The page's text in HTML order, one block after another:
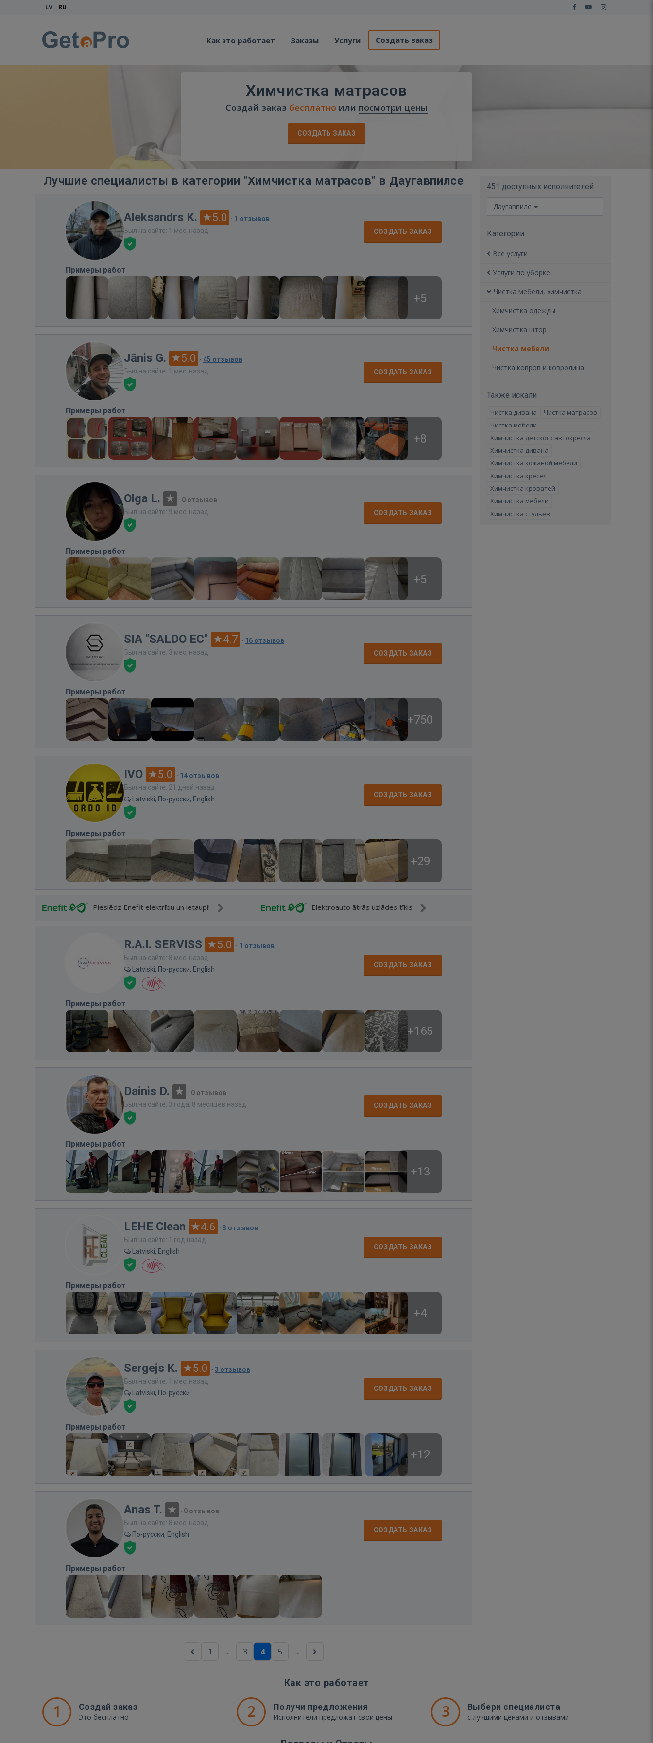
LV RU
Как это работает Заказы Услуги Создать заказ
Химчистка матрасов
Создай заказ бесплатно или посмотри цены
СОЗДАТЬ ЗАКАЗ
Лучшие специалисты в категории "Химчистка матрасов" в Даугавпилсе
Aleksandrs K. 5.0 · 1 отзывов
Был на сайте: 1 мес. назад
СОЗДАТЬ ЗАКАЗ
Примеры работ
+5
Jānis G. 5.0 · 45 отзывов
Был на сайте: 1 мес. назад
СОЗДАТЬ ЗАКАЗ
Примеры работ
+8
Olga L. · 0 отзывов
Был на сайте: 9 мес. назад
СОЗДАТЬ ЗАКАЗ
Примеры работ
+5
SIA "SALDO EC" 4.7 · 16 отзывов
Был на сайте: 3 мес. назад
СОЗДАТЬ ЗАКАЗ
Примеры работ
+750
IVO 5.0 · 14 отзывов
Был на сайте: 21 дней назад
Latviski, По-русски, English
СОЗДАТЬ ЗАКАЗ
Примеры работ
+29
Pieslēdz Enefit elektrību un ietaupi! Elektroauto ātrās uzlādes tīkls
R.A.I. SERVISS 5.0 · 1 отзывов
Был на сайте: 8 мес. назад
Latviski, По-русски, English
СОЗДАТЬ ЗАКАЗ
Примеры работ
+165
Dainis D. · 0 отзывов
Был на сайте: 3 года, 8 месяцев назад
СОЗДАТЬ ЗАКАЗ
Примеры работ
+13
LEHE Clean 4.6 · 3 отзывов
Был на сайте: 1 год назад
Latviski, English
СОЗДАТЬ ЗАКАЗ
Примеры работ
+4
Sergejs K. 5.0 · 3 отзывов
Был на сайте: 1 мес. назад
Latviski, По-русски
СОЗДАТЬ ЗАКАЗ
Примеры работ
+12
Anas T. · 0 отзывов
Был на сайте: 8 мес. назад
По-русски, English
СОЗДАТЬ ЗАКАЗ
Примеры работ
1 ... 3 4 5 ...
451 доступных исполнителей
Даугавпилс
Категории
Все услуги
Услуги по уборке
Чистка мебели, химчистка
Химчистка одежды
Химчистка штор
Чистка мебели
Чистка ковров и ковролина
Также искали
Чистка дивана
Чистка матрасов
Чистка мебели
Химчистка детского автокресла
Химчистка дивана
Химчистка кожаной мебели
Химчистка кресел
Химчистка кроватей
Химчистка мебели
Химчистка стульев
Как это работает
1 Создай заказ
Это бесплатно 2 Получи предложения
Исполнители предложат свои цены 3 Выбери специалиста
с лучшими ценами и отзывами